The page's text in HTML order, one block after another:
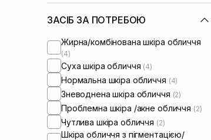
ЗАСІБ ЗА ПОТРЕБОЮ
Жирна/комбінована шкіра обличчя
(4)
Суха шкіра обличчя (4)
Нормальна шкіра обличчя (4)
Зневоднена шкіра обличчя (2)
Проблемна шкіра /акне обличчя (2)
Чутлива шкіра обличчя (2)
Шкіра обличчя з пігментацією/